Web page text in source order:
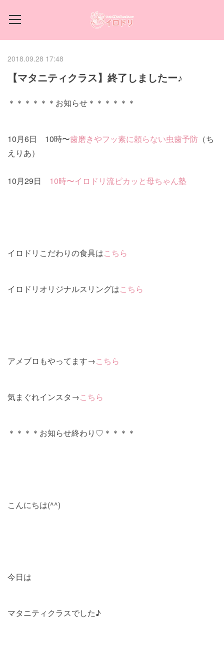
2018.09.28 17:48
【マタニティクラス】終了しましたー♪
＊＊＊＊＊＊お知らせ＊＊＊＊＊＊
10月6日 10時〜歯磨きやフッ素に頼らない虫歯予防 （ち
えりあ）
10月29日 10時〜イロドリ流ピカッと母ちゃん塾
イロドリこだわりの食具はこちら
イロドリオリジナルスリングはこちら
アメブロもやってます→こちら
気まぐれインスタ→こちら
＊＊＊＊お知らせ終わり♡＊＊＊＊
こんにちは(^^)
今日は
マタニティクラスでした♪